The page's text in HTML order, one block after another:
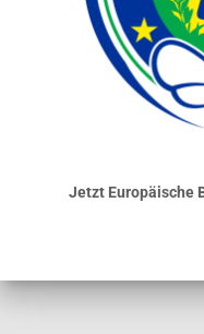
Jetzt Europäische